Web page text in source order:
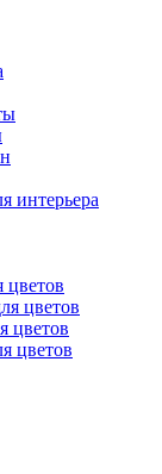
интерьера
цветов
цветов
цветов
цветов